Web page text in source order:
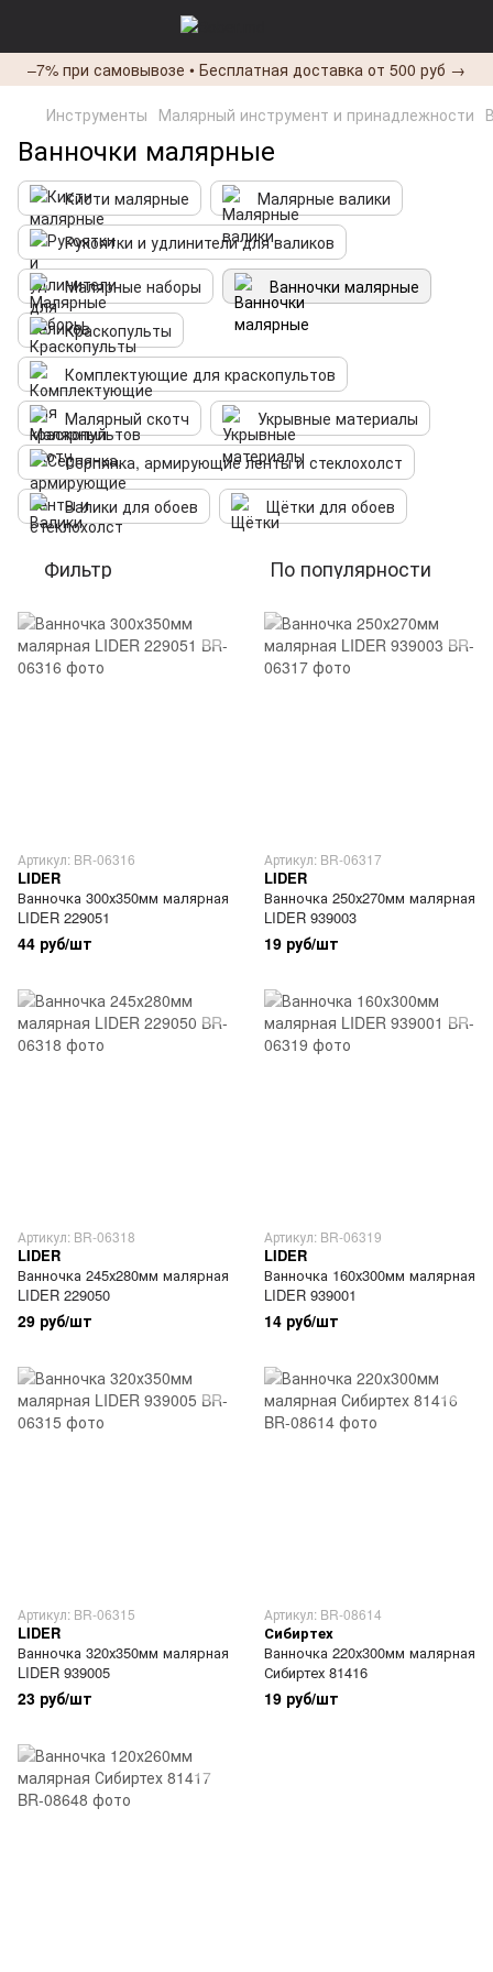
–7% при самовывозе • Бесплатная доставка от 500 руб →
Инструменты Малярный инструмент и принадлежности
Ванночки малярные
Кисти малярные
Малярные валики
Рукоятки и удлинители для валиков
Малярные наборы
Ванночки малярные
Краскопульты
Комплектующие для краскопультов
Малярный скотч
Укрывные материалы
Серпянка, армирующие ленты и стеклохолст
Валики для обоев
Щётки для обоев
Фильтр По популярности
Артикул: BR-06316
LIDER
Ванночка 300х350мм малярная
LIDER 229051
44 руб/шт
Артикул: BR-06317
LIDER
Ванночка 250х270мм малярная
LIDER 939003
19 руб/шт
Артикул: BR-06318
LIDER
Ванночка 245х280мм малярная
LIDER 229050
29 руб/шт
Артикул: BR-06319
LIDER
Ванночка 160х300мм малярная
LIDER 939001
14 руб/шт
Артикул: BR-06315
LIDER
Ванночка 320х350мм малярная
LIDER 939005
23 руб/шт
Артикул: BR-08614
Сибиртех
Ванночка 220х300мм малярная
Сибиртех 81416
19 руб/шт